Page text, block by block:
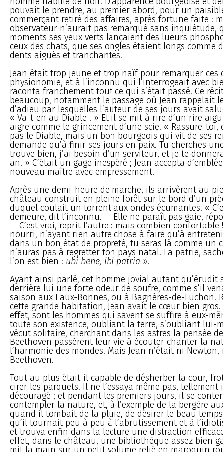
pouvait le prendre, au premier abord, pour un
commerçant retiré des affaires, après fortune faite :
observateur n’aurait pas remarqué sans inquiétude,
moments ses yeux verts lançaient des lueurs
ceux des chats, que ses ongles étaient longs comme
dents aiguës et tranchantes.
Jean était trop jeune et trop naïf pour remarquer ces
physionomie, et à l’inconnu qui l’interrogeait avec
raconta franchement tout ce qui s’était passé. Ce
beaucoup, notamment le passage où Jean rappelait
d’adieu par lesquelles l’auteur de ses jours avait
« Va-t-en au Diable ! » Et il se mit à rire d’un rire
aigre comme le grincement d’une scie. « Rassure-
pas le Diable, mais un bon bourgeois qui vit de ses
demande qu’à finir ses jours en paix. Tu cherches
trouve bien, j’ai besoin d’un serviteur, et je te
an. » C’était un gage inespéré ; Jean accepta
nouveau maître avec empressement.
Après une demi-heure de marche, ils arrivèrent au
château construit en pleine forêt sur le bord d’un
duquel coulait un torrent aux ondes écumantes. «
demeure, dit l’inconnu. — Elle ne paraît pas gaie,
— C’est vrai, reprit l’autre : mais combien confortable
nourri, n’ayant rien autre chose à faire qu’à
dans un bon état de propreté, tu seras là comme un
n’auras pas à regretter ton pays natal. La patrie,
l’on est bien : ubi bene, ibi patria ».
Ayant ainsi parlé, cet homme jovial autant qu’érudit
derrière lui une forte odeur de soufre, comme s’il
saison aux Eaux-Bonnes, ou à Bagnères-de-Luchon.
cette grande habitation, Jean avait le cœur bien gros.
effet, sont les hommes qui savent se suffire à eux-
toute son existence, oubliant la terre, s’oubliant lui-
vécut solitaire, cherchant dans les astres la pensée
Beethoven passèrent leur vie à écouter chanter la
l’harmonie des mondes. Mais Jean n’était ni
Beethoven.
Tout au plus était-il capable de désherber la cour,
cirer les parquets. Il ne l’essaya même pas, tellement
découragé ; et pendant les premiers jours, il se
contempler la nature, et, à l’exemple de la bergère
quand il tombait de la pluie, de désirer le beau
qu’il tournait peu à peu à l’abrutissement et à
et trouva enfin dans la lecture une distraction
effet, dans le château, une bibliothèque assez bien
mit la main sur un petit volume relié en maroquin